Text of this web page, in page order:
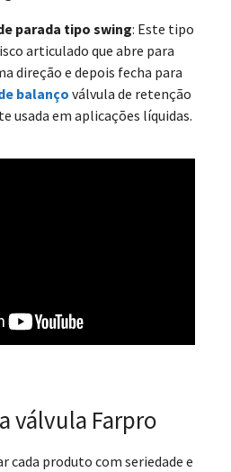
parada tipo swing: Este tipo
articulado que abre para
direção e depois fecha para
balanço válvula de retenção
usada em aplicações líquidas.
válvula Farpro
cada produto com seriedade e